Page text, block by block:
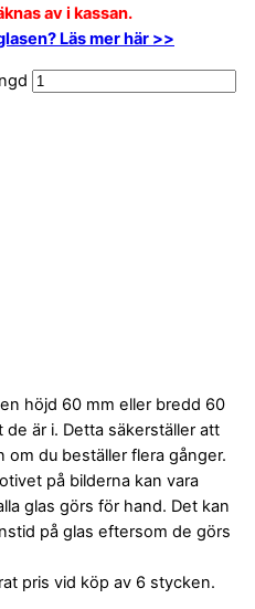
av i kassan.
Läs mer här >>
höjd 60 mm eller bredd 60
är i. Detta säkerställer att
om du beställer flera gånger.
på bilderna kan vara
glas görs för hand. Det kan
på glas eftersom de görs
pris vid köp av 6 stycken.